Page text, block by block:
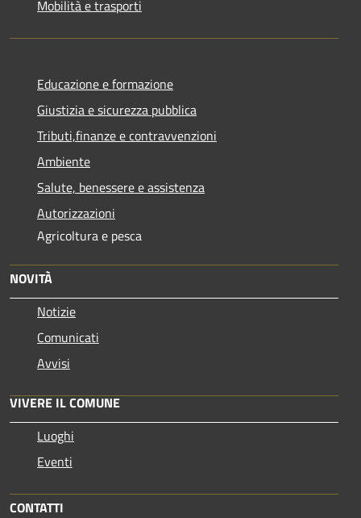
Mobilità e trasporti
Educazione e formazione
Giustizia e sicurezza pubblica
Tributi,finanze e contravvenzioni
Ambiente
Salute, benessere e assistenza
Autorizzazioni
Agricoltura e pesca
NOVITÀ
Notizie
Comunicati
Avvisi
VIVERE IL COMUNE
Luoghi
Eventi
CONTATTI